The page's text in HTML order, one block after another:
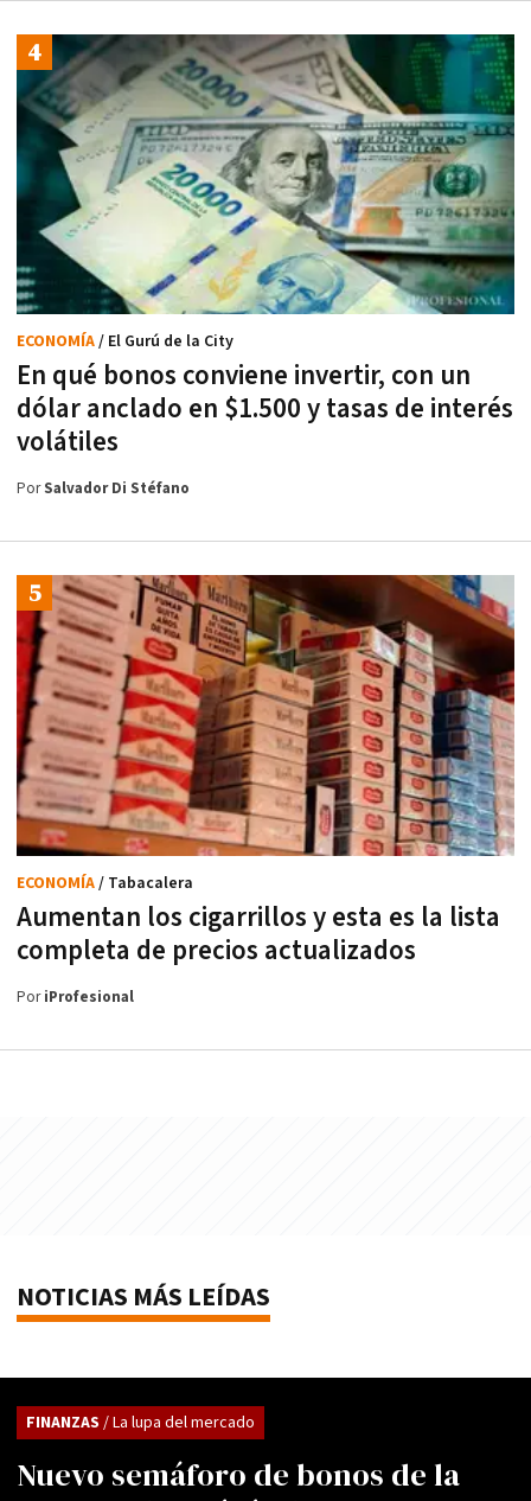
En qué bonos conviene invertir, con un
dólar anclado en $1.500 y tasas de interés
volátiles
ECONOMÍA/ El Gurú de la City
PorSalvador Di Stéfano
Aumentan los cigarrillos y esta es la lista
completa de precios actualizados
ECONOMÍA/ Tabacalera
PoriProfesional
NOTICIAS MÁS LEÍDAS
Nuevo semáforo de bonos de la
FINANZAS / La lupa del mercado